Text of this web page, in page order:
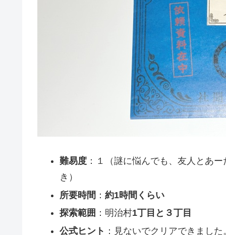
難易度：１（謎に悩んでも、友人とあ
き）
所要時間 ： 約1時間くらい
探索範囲 ：明治村1丁目と３丁目
公式ヒント ：見ないでクリアできました